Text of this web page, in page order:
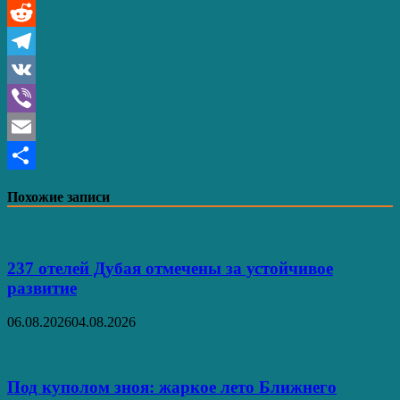
Pinterest
Reddit
Telegram
VK
Viber
Email
Похожие записи
237 отелей Дубая отмечены за устойчивое
развитие
06.08.202604.08.2026
Под куполом зноя: жаркое лето Ближнего